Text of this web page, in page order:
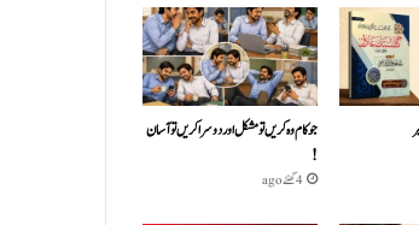
جو کام وہ کریں تو مشکل اور دوسرا کریں تو آسان
!
4 گھنٹے ago